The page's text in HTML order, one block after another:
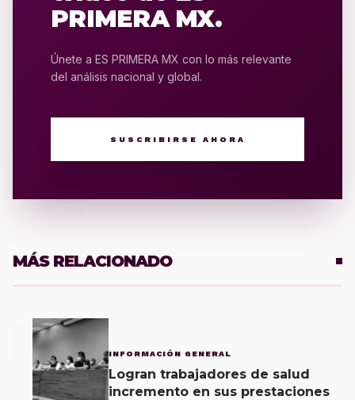
PRIMERA MX.
Únete a ES PRIMERA MX con lo más relevante
del análisis nacional y global.
SUSCRIBIRSE AHORA
MÁS RELACIONADO
INFORMACIÓN GENERAL
Logran trabajadores de salud
incremento en sus prestaciones